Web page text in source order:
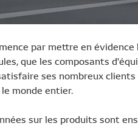
par mettre en
que les composants
ses nombreux
monde entier.
sur les produits sont